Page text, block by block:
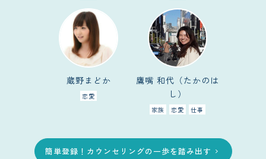
蔵野まどか
恋愛
鷹嘴 和代（たかのは
し）
家族 恋愛 仕事
簡単登録！カウンセリングの一歩を踏み出す chevron_right